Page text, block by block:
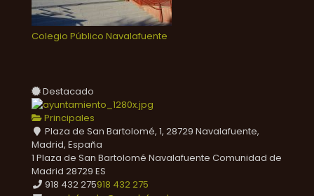
Colegio Público Navalafuente
Destacado
Principales
Plaza de San Bartolomé, 1, 28729 Navalafuente,
Madrid, España
1 Plaza de San Bartolomé Navalafuente Comunidad de
Madrid 28729 ES
918 432 275918 432 275